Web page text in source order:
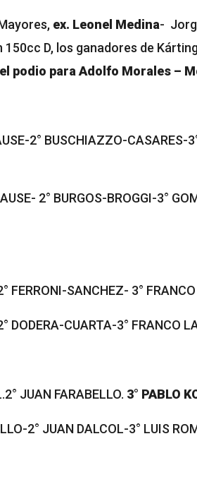
ex. Leonel Medina-
D, los ganadores de
podio para Adolfo Morales –
2° BUSCHIAZZO-CASARES-
2° BURGOS-BROGGI-3°
FERRONI-SANCHEZ- 3°
DODERA-CUARTA-3° FRANCO
JUAN FARABELLO. 3° PABLO
2° JUAN DALCOL-3° LUIS